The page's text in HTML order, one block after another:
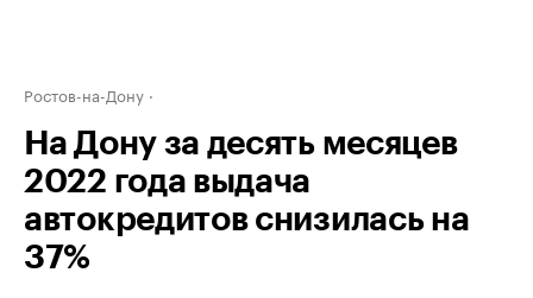
Ростов-на-Дону
На Дону за десять месяцев
2022 года выдача
автокредитов снизилась на
37%